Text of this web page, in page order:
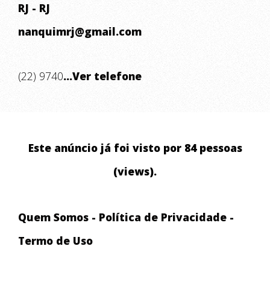
RJ - RJ
nanquimrj@gmail.com
(22) 9740...Ver telefone
Este anúncio já foi visto por 84 pessoas
(views).
Quem Somos - Política de Privacidade -
Termo de Uso